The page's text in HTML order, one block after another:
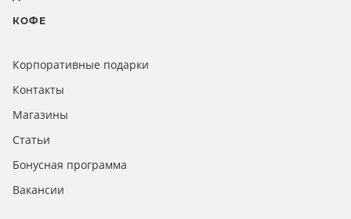
КОФЕ
Корпоративные подарки
Контакты
Магазины
Статьи
Бонусная программа
Вакансии